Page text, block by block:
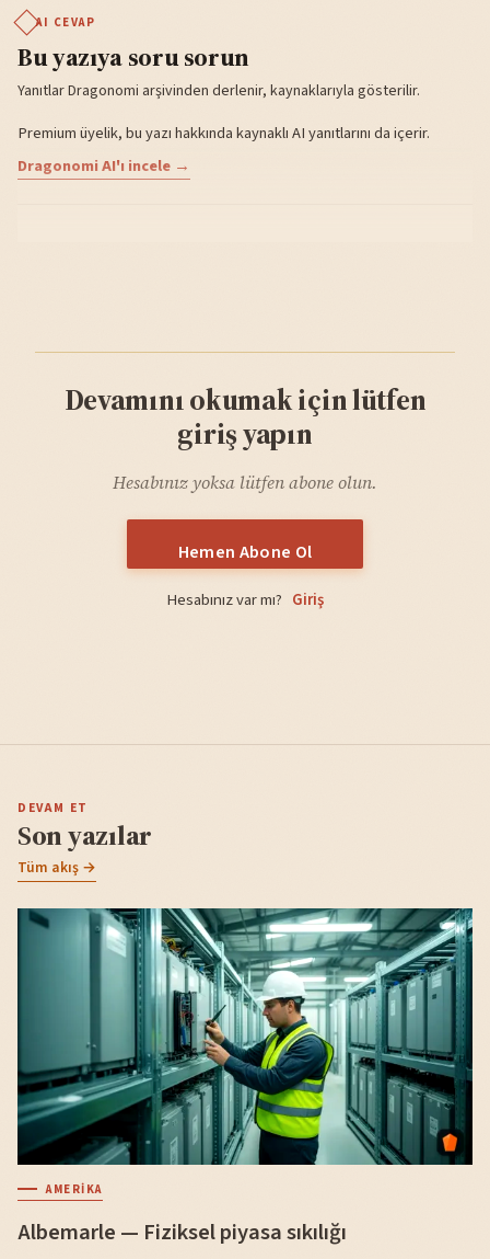
AI CEVAP
Bu yazıya soru sorun
Yanıtlar Dragonomi arşivinden derlenir, kaynaklarıyla gösterilir.
Premium üyelik, bu yazı hakkında kaynaklı AI yanıtlarını da içerir.
Dragonomi AI'ı incele →
Devamını okumak için lütfen
giriş yapın
Hesabınız yoksa lütfen abone olun.
Hemen Abone Ol
Hesabınız var mı? Giriş
DEVAM ET
Son yazılar
Tüm akış →
AMERIKA
Albemarle — Fiziksel piyasa sıkılığı